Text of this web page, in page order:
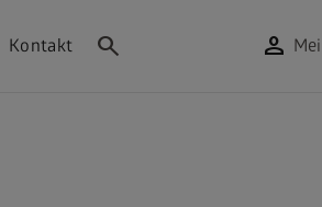
Kontakt search person